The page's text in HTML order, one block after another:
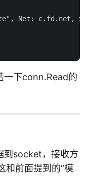
Net: c.fd.net,
一下conn.Read的
到socket，接收方
和前面提到的“模